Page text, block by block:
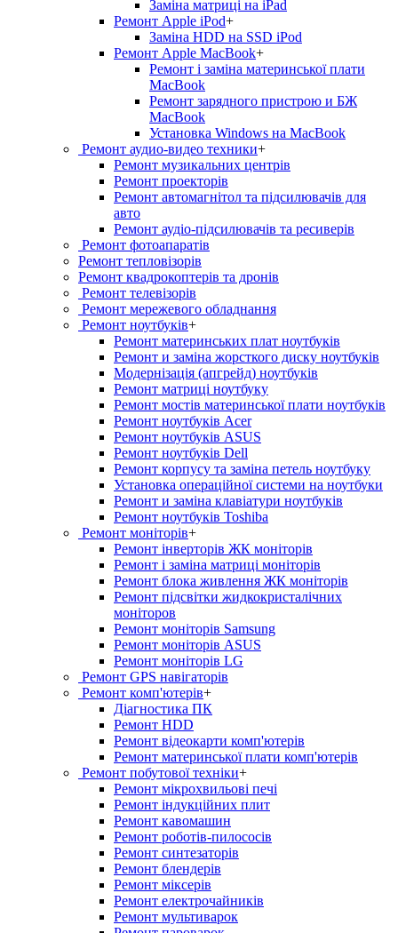
Заміна матриці на iPad
Ремонт Apple iPod+
Заміна HDD на SSD iPod
Ремонт Apple MacBook+
Ремонт і заміна материнської плати
MacBook
Ремонт зарядного пристрою и БЖ
MacBook
Установка Windows на MacBook
Ремонт аудио-видео техники+
Ремонт музикальних центрів
Ремонт проекторів
Ремонт автомагнітол та підсилювачів для
авто
Ремонт аудіо-підсилювачів та ресиверів
Ремонт фотоапаратів
Ремонт тепловізорів
Ремонт квадрокоптерів та дронів
Ремонт телевізорів
Ремонт мережевого обладнання
Ремонт ноутбуків+
Ремонт материнських плат ноутбуків
Ремонт и заміна жорсткого диску ноутбуків
Модернізація (апгрейд) ноутбуків
Ремонт матриці ноутбуку
Ремонт мостів материнської плати ноутбуків
Ремонт ноутбуків Acer
Ремонт ноутбуків ASUS
Ремонт ноутбуків Dell
Ремонт корпусу та заміна петель ноутбуку
Установка операційної системи на ноутбуки
Ремонт и заміна клавіатури ноутбуків
Ремонт ноутбуків Toshiba
Ремонт моніторів+
Ремонт інверторів ЖК моніторів
Ремонт і заміна матриці моніторів
Ремонт блока живлення ЖК моніторів
Ремонт підсвітки жидкокристалічних
моніторов
Ремонт моніторів Samsung
Ремонт моніторів ASUS
Ремонт моніторів LG
Ремонт GPS навігаторів
Ремонт комп'ютерів+
Діагностика ПК
Ремонт HDD
Ремонт відеокарти комп'ютерів
Ремонт материнської плати комп'ютерів
Ремонт побутової техніки+
Ремонт мікрохвильові печі
Ремонт індукційних плит
Ремонт кавомашин
Ремонт роботів-пилососів
Ремонт синтезаторів
Ремонт блендерiв
Ремонт мiксерiв
Ремонт електрочайників
Ремонт мультиварок